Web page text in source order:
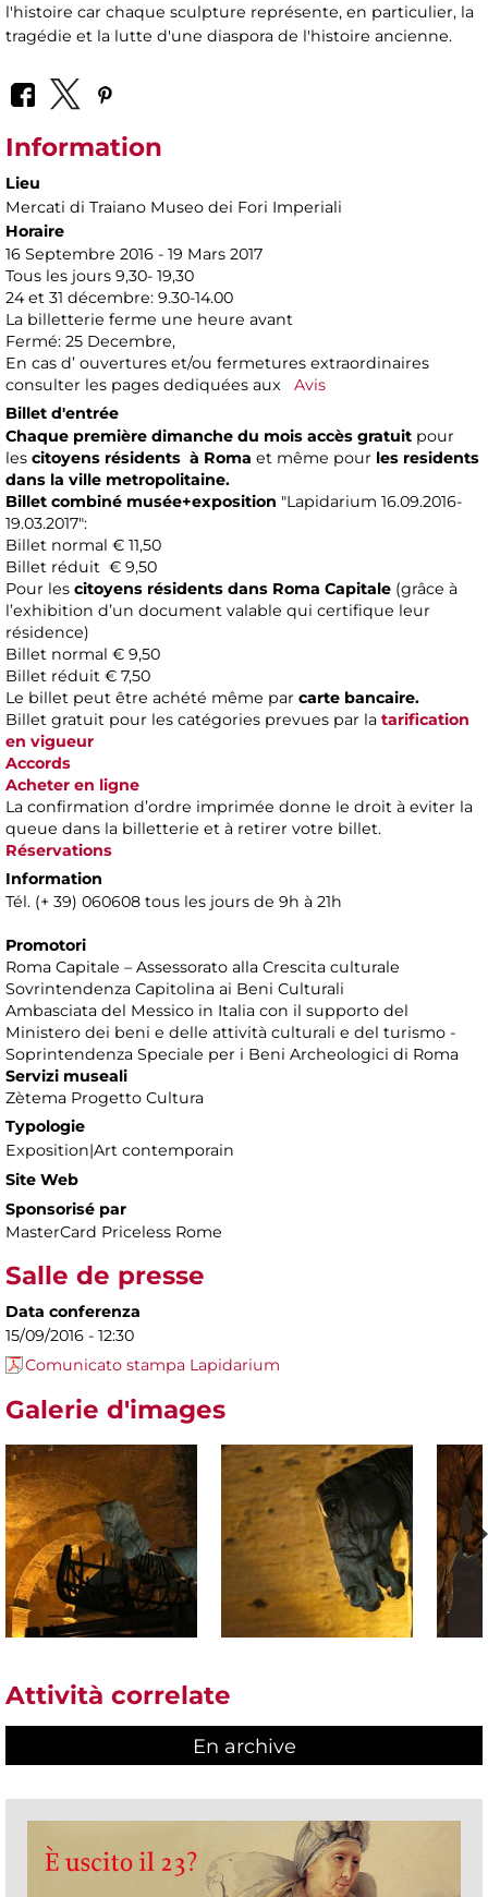
l'histoire car chaque sculpture représente, en particulier, la
tragédie et la lutte d'une diaspora de l'histoire ancienne.
Information
Lieu
Mercati di Traiano Museo dei Fori Imperiali
Horaire
16 Septembre 2016 - 19 Mars 2017
Tous les jours 9,30- 19,30
24 et 31 décembre: 9.30-14.00
La billetterie ferme une heure avant
Fermé: 25 Decembre,
En cas d’ ouvertures et/ou fermetures extraordinaires
consulter les pages dediquées aux Avis
Billet d'entrée
Chaque première dimanche du mois accès gratuit pour
les citoyens résidents à Roma et même pour les residents
dans la ville metropolitaine.
Billet combiné musée+exposition "Lapidarium 16.09.2016-
19.03.2017":
Billet normal € 11,50
Billet réduit € 9,50
Pour les citoyens résidents dans Roma Capitale (grâce à
l’exhibition d’un document valable qui certifique leur
résidence)
Billet normal € 9,50
Billet réduit € 7,50
Le billet peut être achété même par carte bancaire.
Billet gratuit pour les catégories prevues par la tarification
en vigueur
Accords
Acheter en ligne
La confirmation d’ordre imprimée donne le droit à eviter la
queue dans la billetterie et à retirer votre billet.
Réservations
Information
Tél. (+ 39) 060608 tous les jours de 9h à 21h
Promotori
Roma Capitale – Assessorato alla Crescita culturale
Sovrintendenza Capitolina ai Beni Culturali
Ambasciata del Messico in Italia con il supporto del
Ministero dei beni e delle attività culturali e del turismo -
Soprintendenza Speciale per i Beni Archeologici di Roma
Servizi museali
Zètema Progetto Cultura
Typologie
Exposition|Art contemporain
Site Web
Sponsorisé par
MasterCard Priceless Rome
Salle de presse
Data conferenza
15/09/2016 - 12:30
Comunicato stampa Lapidarium
Galerie d'images
Attività correlate
En archive